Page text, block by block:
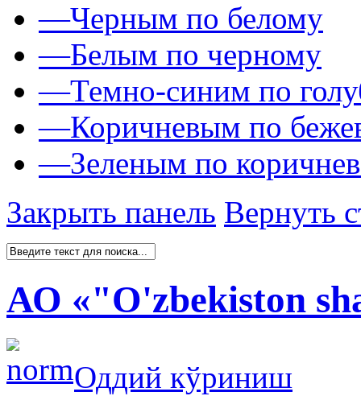
—Черным по белому
—Белым по черному
—Темно-синим по
—Коричневым по
—Зеленым по
Закрыть панель Вернуть
АО «"O'zbekiston
Оддий кўриниш